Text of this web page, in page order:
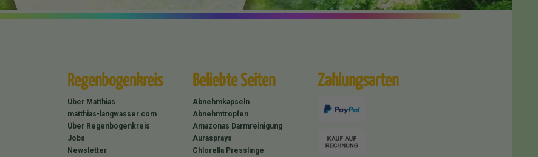
Regenbogenkreis
Über Matthias
matthias-langwasser.com
Über Regenbogenkreis
Jobs
Newsletter
Beliebte Seiten
Abnehmkapseln
Abnehmtropfen
Amazonas Darmreinigung
Aurasprays
Chlorella Presslinge
Zahlungsarten